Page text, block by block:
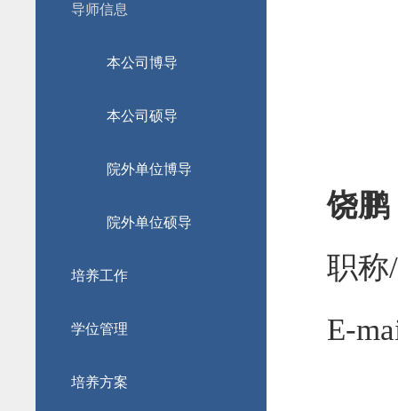
导师信息
本公司博导
本公司硕导
院外单位博导
院外单位硕导
培养工作
学位管理
培养方案
饶鹏
职称/
E-